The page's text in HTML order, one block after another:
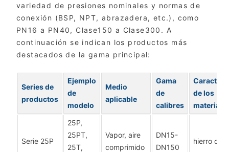
variedad de presiones nominales y normas de
conexión (BSP, NPT, abrazadera, etc.), como
PN16 a PN40, Clase150 a Clase300. A
continuación se indican los productos más
destacados de la gama principal:
Series de
productos
Ejemplo
de
modelo
Medio
aplicable
Gama
de
calibres
de los
Serie 25P
25P,
25PT,
25T,
Vapor, aire
comprimido
DN15-
DN150
hierro